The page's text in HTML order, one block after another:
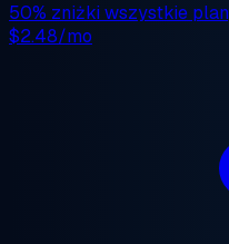
50% zniżki wszystkie
$2.48/mo